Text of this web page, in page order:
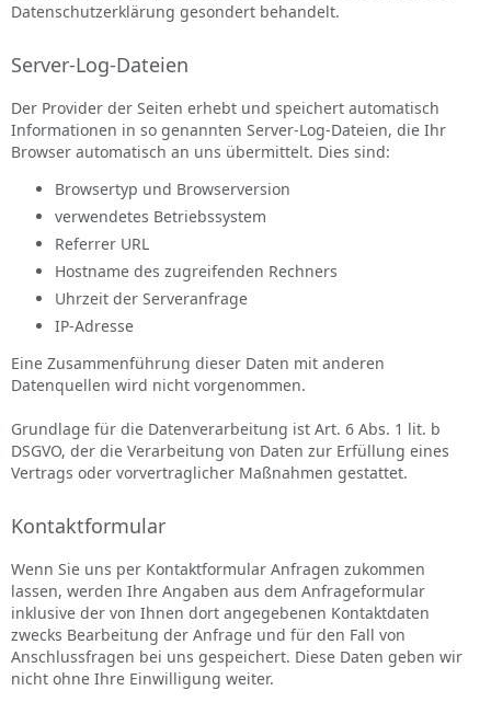
Datenschutzerklärung gesondert behandelt.
Server-Log-Dateien
Der Provider der Seiten erhebt und speichert automatisch
Informationen in so genannten Server-Log-Dateien, die Ihr
Browser automatisch an uns übermittelt. Dies sind:
Browsertyp und Browserversion
verwendetes Betriebssystem
Referrer URL
Hostname des zugreifenden Rechners
Uhrzeit der Serveranfrage
IP-Adresse
Eine Zusammenführung dieser Daten mit anderen
Datenquellen wird nicht vorgenommen.
Grundlage für die Datenverarbeitung ist Art. 6 Abs. 1 lit. b
DSGVO, der die Verarbeitung von Daten zur Erfüllung eines
Vertrags oder vorvertraglicher Maßnahmen gestattet.
Kontaktformular
Wenn Sie uns per Kontaktformular Anfragen zukommen
lassen, werden Ihre Angaben aus dem Anfrageformular
inklusive der von Ihnen dort angegebenen Kontaktdaten
zwecks Bearbeitung der Anfrage und für den Fall von
Anschlussfragen bei uns gespeichert. Diese Daten geben wir
nicht ohne Ihre Einwilligung weiter.